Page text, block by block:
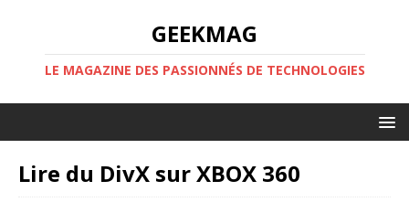
GEEKMAG
LE MAGAZINE DES PASSIONNÉS DE TECHNOLOGIES
Lire du DivX sur XBOX 360